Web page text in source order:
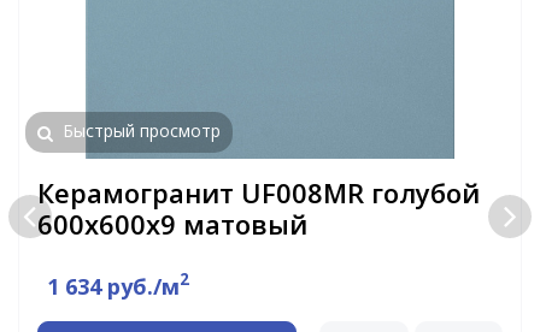
Быстрый просмотр
Керамогранит UF008MR голубой
600x600x9 матовый
1 634 руб./м2